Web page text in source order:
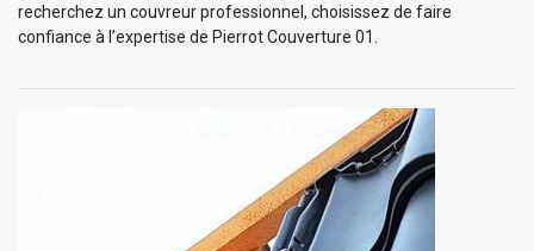
recherchez un couvreur professionnel, choisissez de faire
confiance à l’expertise de Pierrot Couverture 01.